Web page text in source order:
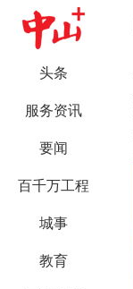
头条
服务资讯
要闻
百千万工程
城事
教育